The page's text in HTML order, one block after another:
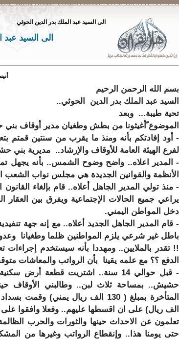
الى السيد عبد الملك بدر الدين الحوثي
الى السيد عبد
بسم الله الرحمن الرحيم
السيد عبد الملك بدر الدين الحوثي..
تحية طيبة... وبعد
الموضوع ًأغيثونا من بطش وطغيان مدير أوقاف
- أود إفادتكم بأنه ومنذ ما يقرب من سنتين قمتم
لفرع الهيئة العامة للأوقاف والإرشاد.. مديرية
- المدير اعلاه.. واضح وضوح الشمس.. بأنه يجهل
الأنظمة والقوانين الجديدة هي مجلس نواب الشعب
يراعي جميع الحالات الإجتماعية ويفرق بين
دخل المواطن اليمني.
- قام المدير الجاهل الجديد أعلاه.. مع إنه جهة
باطل غير شرعي يلزم المواطنين ظلما وطغيانا
!! تقدر بالملايين.. ومهددا بأنه سيستخدم إجراءات
الدفع ؟؟ مع علمه يقينا بأن الرواتب والمعاشات
- قبل حوالي 14 سنة.. اشتريت قطعة
حشيش.. بمساحة ثلاث لبن.. وطالبني الأوقاف
الف ريال) على ان اقسطها عليهم.. وفعلا وافقوا على
تعلمون عن الاحداث حينها والثورات والحرب الظالمة
حتى يومنا هذا.. وإنقطاع الرواتب وغيرها من